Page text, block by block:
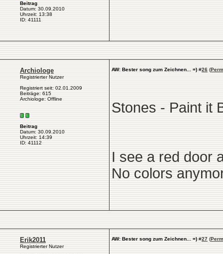
Beitrag
Datum: 30.09.2010
Uhrzeit: 13:38
ID: 41111
Archiologe
Registrierter Nutzer
Registriert seit: 02.01.2009
Beiträge: 615
Archiologe: Offline
Beitrag
Datum: 30.09.2010
Uhrzeit: 14:39
ID: 41112
AW: Bester song zum Zeichnen... =) #26 (
Stones - Paint it
I see a red door
No colors
Erik2011
Registrierter Nutzer
AW: Bester song zum Zeichnen... =) #27 (